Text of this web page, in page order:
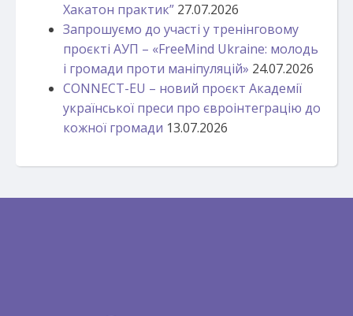
Хакатон практик” 27.07.2026
Запрошуємо до участі у тренінговому
проєкті АУП – «FreeMind Ukraine: молодь
і громади проти маніпуляцій» 24.07.2026
CONNECT-EU – новий проєкт Академії
української преси про євроінтеграцію до
кожної громади 13.07.2026